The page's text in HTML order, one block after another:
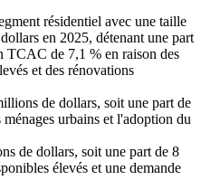
résidentiel avec une taille
en 2025, détenant une part
TCAC de 7,1 % en raison des
et des rénovations
de dollars, soit une part de
urbains et l'adoption du
de dollars, soit une part de 8
élevés et une demande